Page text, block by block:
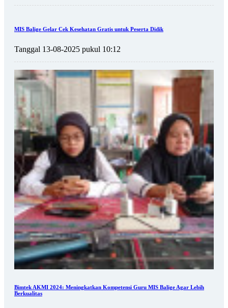
MIS Balige Gelar Cek Kesehatan Gratis untuk Peserta Didik
Tanggal 13-08-2025 pukul 10:12
Bimtek AKMI 2024: Meningkatkan Kompetensi Guru MIS Balige Agar Lebih
Berkualitas